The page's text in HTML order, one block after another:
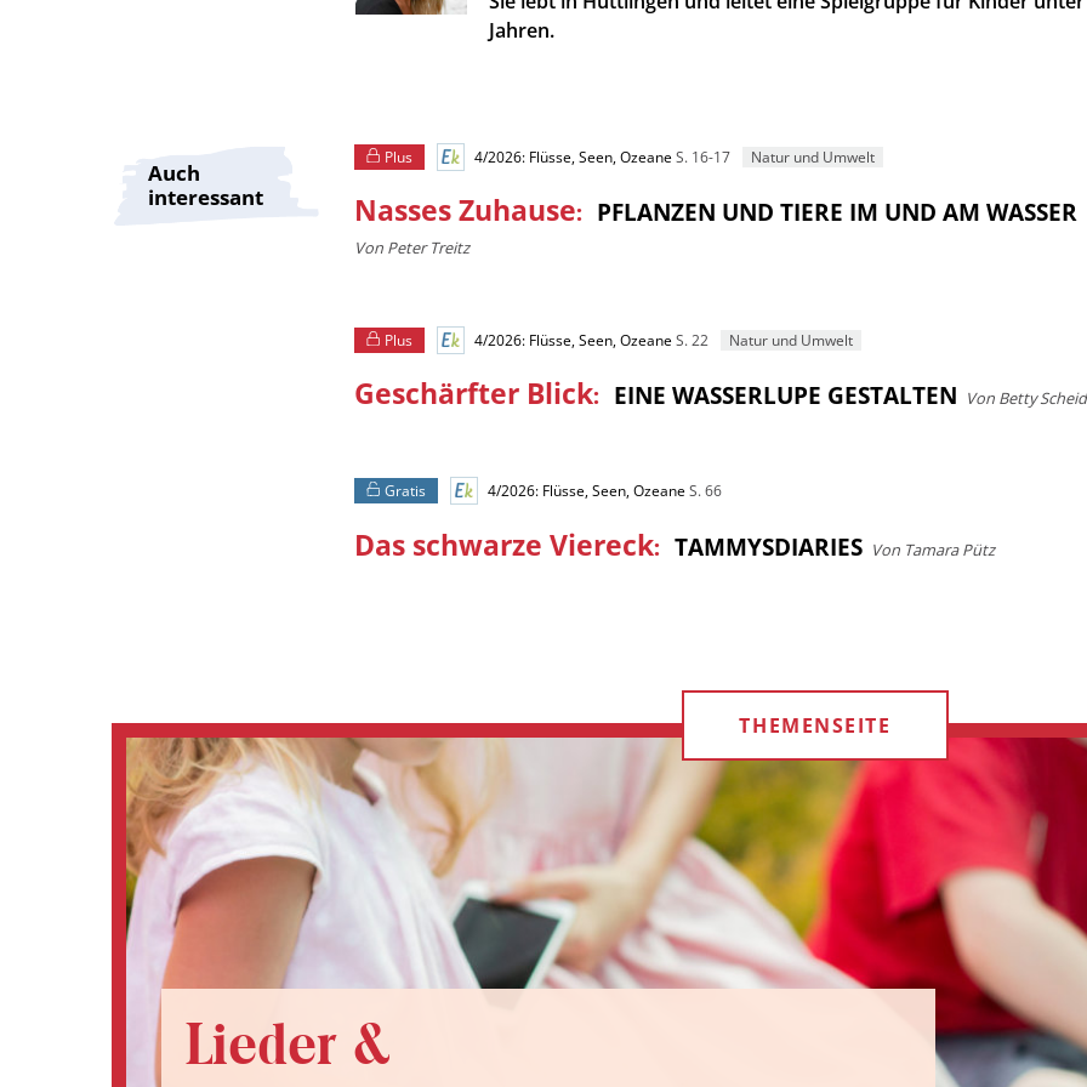
Jahren.
Auch
interessant
Plus 4/2026: Flüsse, Seen, OzeaneS. 16-17 Natur und Umwelt
Nasses Zuhause: PFLANZEN UND TIERE IM UND AM WASSER
Von Peter Treitz
Plus 4/2026: Flüsse, Seen, OzeaneS. 22 Natur und Umwelt
Geschärfter Blick: EINE WASSERLUPE GESTALTEN Von Betty Scheid
Gratis 4/2026: Flüsse, Seen, OzeaneS. 66
Das schwarze Viereck: TAMMYSDIARIES Von Tamara Pütz
THEMENSEITE
Lieder &